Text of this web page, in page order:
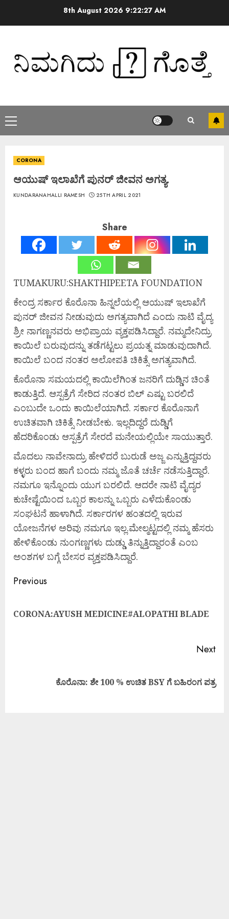
8th August 2026 9:22:27 AM
CORONA
ಆಯುಷ್ ಇಲಾಖೆಗೆ ಪುನರ್ ಜೀವನ ಅಗತ್ಯ.
KUNDARANAHALLI RAMESH 25TH APRIL 2021
Share
TUMAKURU:SHAKTHIPEETA FOUNDATION
ಕೇಂದ್ರ ಸರ್ಕಾರ ಕೊರೊನಾ ಹಿನ್ನಲೆಯಲ್ಲಿ ಆಯುಷ್ ಇಲಾಖೆಗೆ
ಪುನರ್ ಜೀವನ ನೀಡುವುದು ಅಗತ್ಯವಾಗಿದೆ ಎಂದು ನಾಟಿ ವೈದ್ಯ
ಶ್ರೀ ನಾಗಣ್ಣನವರು ಅಭಿಪ್ರಾಯ ವ್ಯಕ್ತಪಡಿಸಿದ್ದಾರೆ. ನಮ್ಮದೇನಿದ್ರು
ಕಾಯಿಲೆ ಬರುವುದನ್ನು ತಡೆಗಟ್ಟಲು ಪ್ರಯತ್ನ ಮಾಡುವುದಾಗಿದೆ.
ಕಾಯಿಲೆ ಬಂದ ನಂತರ ಅಲೋಪತಿ ಚಿಕಿತ್ಸೆ ಅಗತ್ಯವಾಗಿದೆ.
ಕೊರೊನಾ ಸಮಯದಲ್ಲಿ ಕಾಯಿಲೆಗಿಂತ ಜನರಿಗೆ ದುಡ್ಡಿನ ಚಿಂತೆ
ಕಾಡುತ್ತಿದೆ. ಆಸ್ಪತ್ರೆಗೆ ಸೇರಿದ ನಂತರ ಬಿಲ್ ಎಷ್ಟು ಬರಲಿದೆ
ಎಂಬುದೇ ಒಂದು ಕಾಯಿಲೆಯಾಗಿದೆ. ಸರ್ಕಾರ ಕೊರೊನಾಗೆ
ಉಚಿತವಾಗಿ ಚಿಕಿತ್ಸೆ ನೀಡಬೇಕು. ಇಲ್ಲದಿದ್ದರೆ ದುಡ್ಡಿಗೆ
ಹೆದರಿಕೊಂಡು ಆಸ್ಪತ್ರೆಗೆ ಸೇರದೆ ಮನೇಯಲ್ಲಿಯೇ ಸಾಯುತ್ತಾರೆ.
ಮೊದಲು ನಾವೇನಾದ್ರು ಹೇಳಿದರೆ ಬುರುಡೆ ಅಜ್ಜ ಎನ್ನುತ್ತಿದ್ದವರು
ಕಳ್ಳರು ಬಂದ ಹಾಗೆ ಬಂದು ನಮ್ಮ ಜೊತೆ ಚರ್ಚೆ ನಡೆಸುತ್ತಿದ್ದಾರೆ.
ನಮಗೂ ಇನ್ನೊಂದು ಯುಗ ಬರಲಿದೆ. ಆದರೇ ನಾಟಿ ವೈದ್ಯರ
ಕುಚೇಷ್ಟೆಯಿಂದ ಒಬ್ಬರ ಕಾಲನ್ನು ಒಬ್ಬರು ಎಳೆದುಕೊಂಡು
ಸಂಘಟನೆ ಹಾಳಾಗಿದೆ. ಸರ್ಕಾರಗಳ ಹಂತದಲ್ಲಿ ಇರುವ
ಯೋಜನೆಗಳ ಅರಿವು ನಮಗೂ ಇಲ್ಲ.ಮೇಲ್ಮಟ್ಟದಲ್ಲಿ ನಮ್ಮ ಹೆಸರು
ಹೇಳಿಕೊಂಡು ನುಂಗಣ್ಣಗಳು ದುಡ್ಡು ತಿನ್ನುತ್ತಿದ್ದಾರಂತೆ ಎಂಬ
ಅಂಶಗಳ ಬಗ್ಗೆ ಬೇಸರ ವ್ಯಕ್ತಪಡಿಸಿದ್ದಾರೆ.
Previous
CORONA:AYUSH MEDICINE#ALOPATHI BLADE
Next
ಕೊರೊನಾ: ಶೇ 100 % ಉಚಿತ BSY ಗೆ ಬಹಿರಂಗ ಪತ್ರ